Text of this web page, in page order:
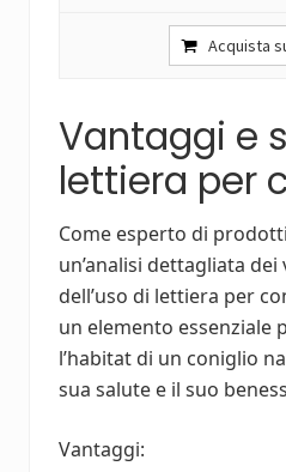
Acquista
Vantaggi e
lettiera per
Come esperto di
un’analisi dettagliata
dell’uso di lettiera per
un elemento essenziale
l’habitat di un coniglio
sua salute e il suo
Vantaggi: